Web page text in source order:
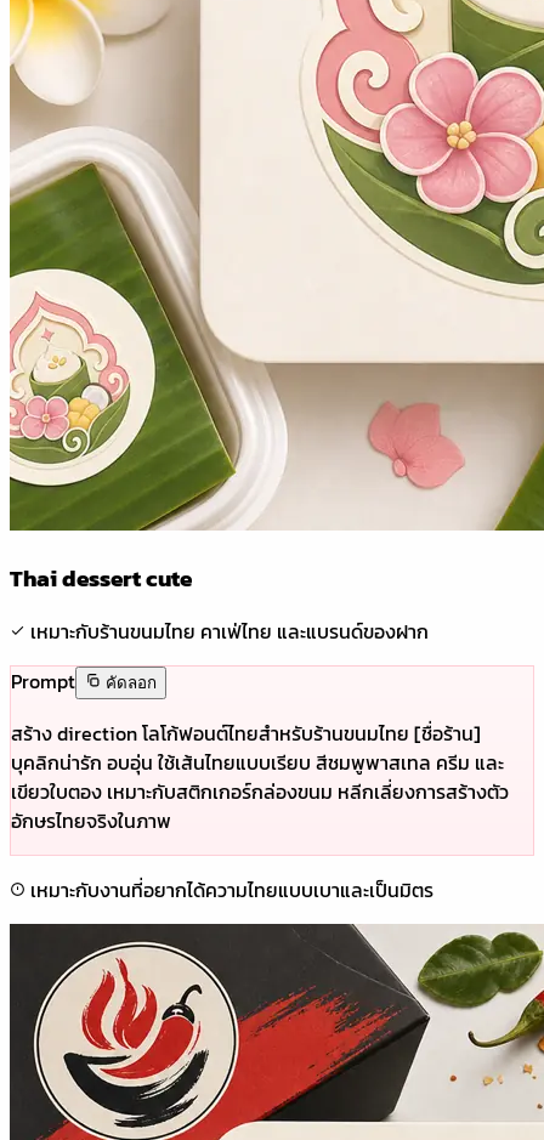
Thai dessert cute
เหมาะกับร้านขนมไทย คาเฟ่ไทย และแบรนด์ของฝาก
Prompt
คัดลอก
สร้าง direction โลโก้ฟอนต์ไทยสำหรับร้านขนมไทย [ชื่อร้าน]
บุคลิกน่ารัก อบอุ่น ใช้เส้นไทยแบบเรียบ สีชมพูพาสเทล ครีม และ
เขียวใบตอง เหมาะกับสติกเกอร์กล่องขนม หลีกเลี่ยงการสร้างตัว
อักษรไทยจริงในภาพ
เหมาะกับงานที่อยากได้ความไทยแบบเบาและเป็นมิตร